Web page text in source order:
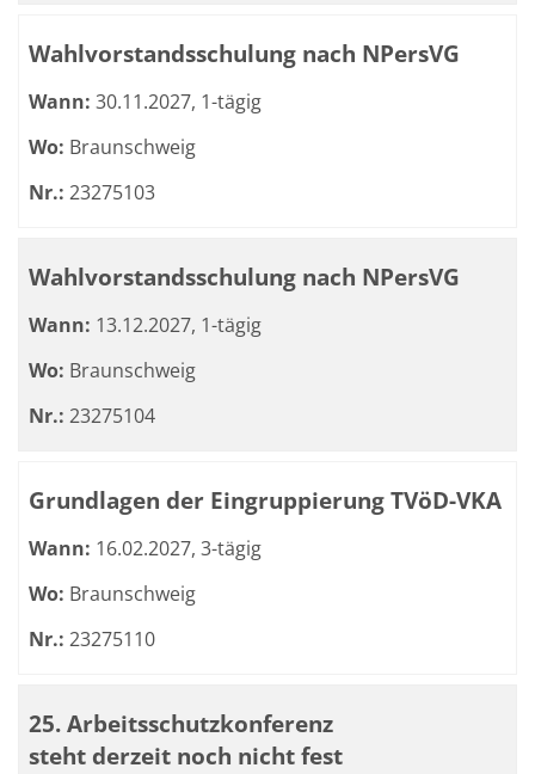
Wahlvorstandsschulung nach NPersVG
Wann: 30.11.2027, 1-tägig
Wo: Braunschweig
Nr.: 23275103
Wahlvorstandsschulung nach NPersVG
Wann: 13.12.2027, 1-tägig
Wo: Braunschweig
Nr.: 23275104
Grundlagen der Eingruppierung TVöD-VKA
Wann: 16.02.2027, 3-tägig
Wo: Braunschweig
Nr.: 23275110
25. Arbeitsschutzkonferenz
steht derzeit noch nicht fest